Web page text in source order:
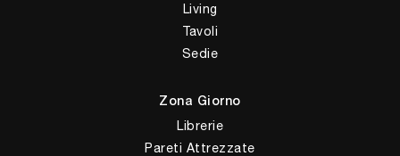
Living
Tavoli
Sedie
Zona Giorno
Librerie
Pareti Attrezzate